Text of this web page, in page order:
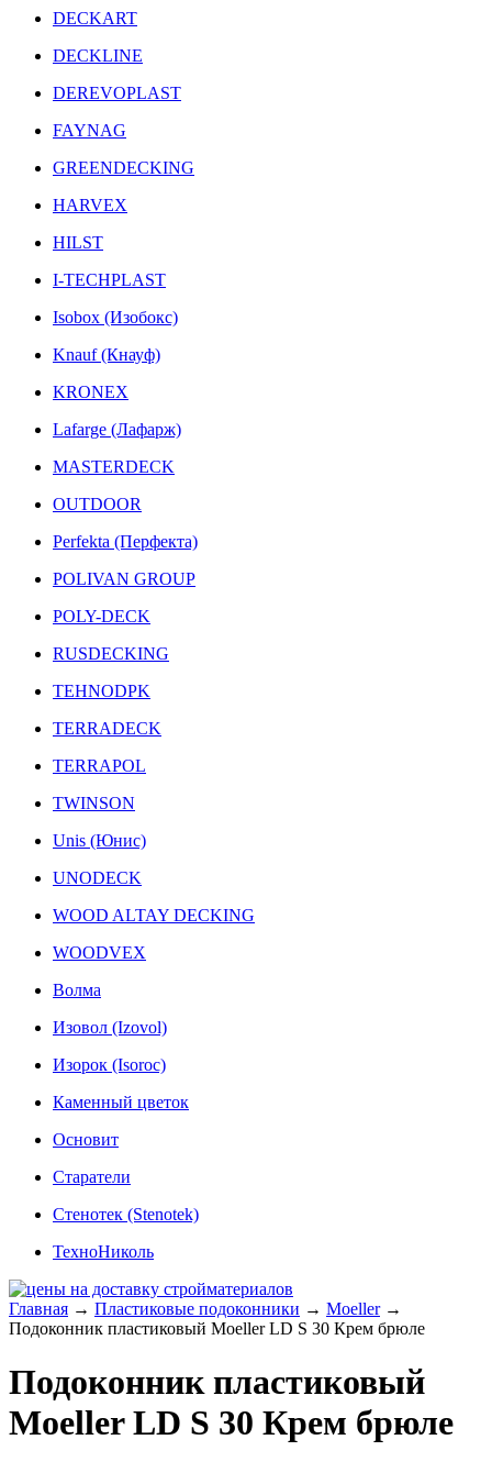
DECKART
DECKLINE
DEREVOPLAST
FAYNAG
GREENDECKING
HARVEX
HILST
I-TECHPLAST
Isobox (Изобокс)
Knauf (Кнауф)
KRONEX
Lafarge (Лафарж)
MASTERDECK
OUTDOOR
Perfekta (Перфекта)
POLIVAN GROUP
POLY-DECK
RUSDECKING
TEHNODPK
TERRADECK
TERRAPOL
TWINSON
Unis (Юнис)
UNODECK
WOOD ALTAY DECKING
WOODVEX
Волма
Изовол (Izovol)
Изорок (Isoroc)
Каменный цветок
Основит
Старатели
Стенотек (Stenotek)
ТехноНиколь
Главная → Пластиковые подоконники → Moeller→
Подоконник пластиковый Moeller LD S 30 Крем брюле
Подоконник пластиковый
Moeller LD S 30 Крем брюле